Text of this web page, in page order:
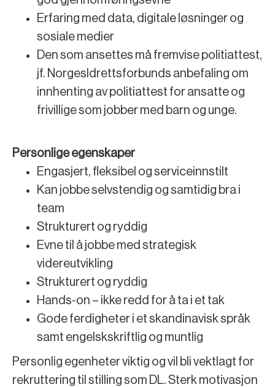
Erfaring med data, digitale løsninger og
sosiale medier
Den som ansettes må fremvise politiattest,
jf. NorgesIdrettsforbunds anbefaling om
innhenting av politiattest for ansatte og
frivillige som jobber med barn og unge.
Personlige egenskaper
Engasjert, fleksibel og serviceinnstilt
Kan jobbe selvstendig og samtidig bra i
team
Strukturert og ryddig
Evne til å jobbe med strategisk
videreutvikling
Strukturert og ryddig
Hands-on – ikke redd for å ta i et tak
Gode ferdigheter i et skandinavisk språk
samt engelskskriftlig og muntlig
Personlig egenheter viktig og vil bli vektlagt for
rekruttering til stilling som DL. Sterk motivasjon